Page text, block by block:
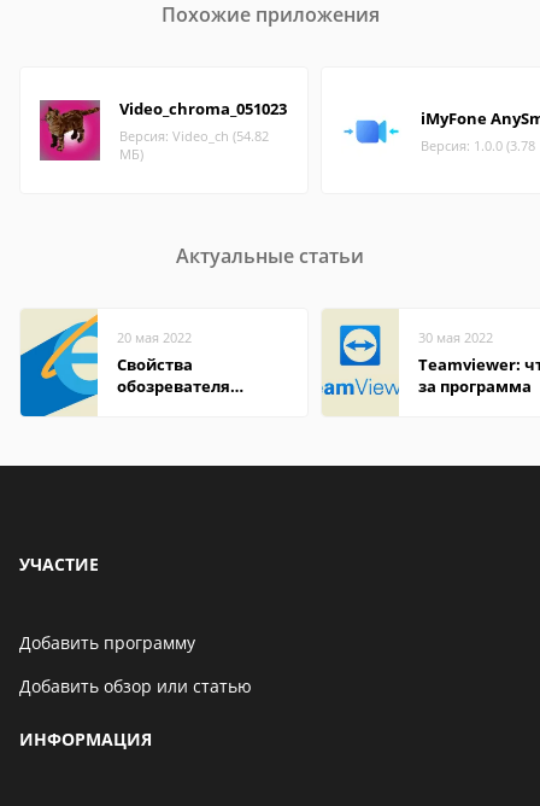
Похожие приложения
Video_chroma_051023
Версия: Video_ch (54.82
МБ)
iMyFone
Версия: 1.0.0
Актуальные статьи
20 мая 2022
Свойства
обозревателя
30 мая 2022
Teamviewer:
за программа
УЧАСТИЕ
Добавить программу
Добавить обзор или статью
ИНФОРМАЦИЯ